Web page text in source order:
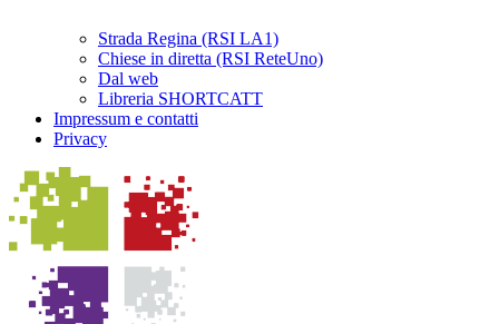
Strada Regina (RSI LA1)
Chiese in diretta (RSI ReteUno)
Dal web
Libreria SHORTCATT
Impressum e contatti
Privacy